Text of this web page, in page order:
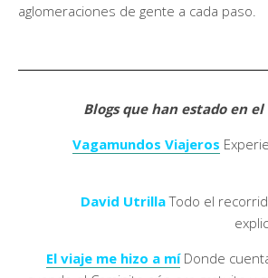
aglomeraciones de gente a cada paso.
Blogs que han estado en
Vagamundos Viajeros
David Utrilla Todo el
El viaje me hizo a mí Donde